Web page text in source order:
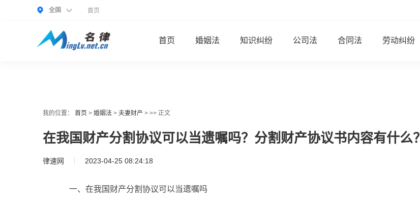
全国 首页
首页 婚姻法 知识纠纷 公司法 合同法 劳动纠纷
我的位置： 首页 > 婚姻法 > 夫妻财产 > >> 正文
在我国财产分割协议可以当遗嘱吗？分割财产协议书内容有什么？
律速网 2023-04-25 08:24:18
一、在我国财产分割协议可以当遗嘱吗